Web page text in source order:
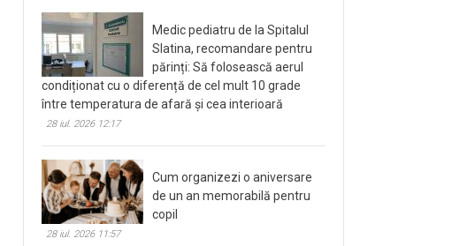
Medic pediatru de la Spitalul
Slatina, recomandare pentru
părinți: Să folosească aerul
condiționat cu o diferență de cel mult 10 grade
între temperatura de afară și cea interioară
28 iul. 2026 12:17
Cum organizezi o aniversare
de un an memorabilă pentru
copil
28 iul. 2026 11:57